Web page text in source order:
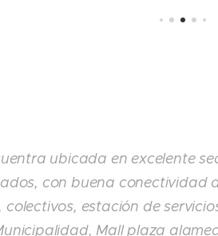
ubicada en excelente
con buena
estación de
Mall plaza